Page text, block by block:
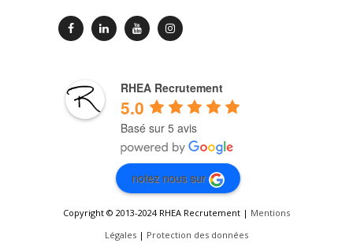
RHEA Recrutement
5.0
Basé sur 5 avis
notez nous sur
Copyright © 2013-2024 RHEA Recrutement | Mentions
Légales | Protection des données